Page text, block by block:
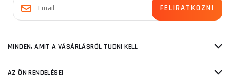
MINDEN, AMIT A VÁSÁRLÁSRÓL TUDNI KELL
AZ ÖN RENDELÉSEI